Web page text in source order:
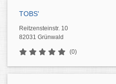
TOBS'
Reitzensteinstr. 10
82031 Grünwald
(0)